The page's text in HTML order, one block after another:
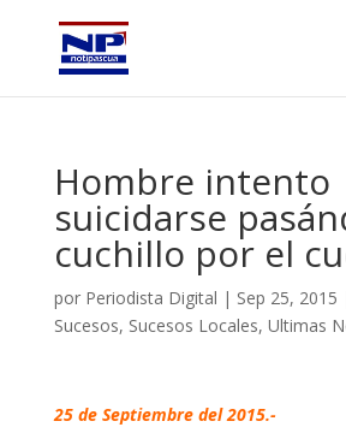
Hombre intento
suicidarse
cuchillo por el
por Periodista Digital | Sep 25, 2015
Sucesos, Sucesos Locales, Ultimas
25 de Septiembre del 2015.-